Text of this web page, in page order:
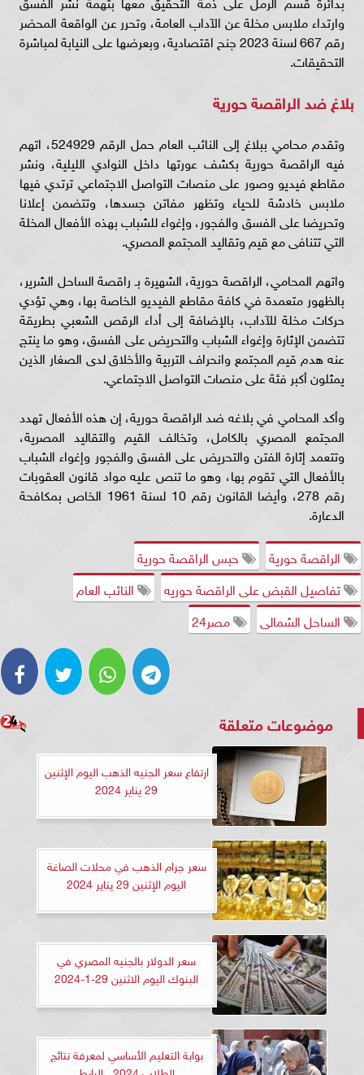
وارتداء ملابس مخلة عن الآداب العامة، وتحرر عن الواقعة المحضر
رقم 667 لسنة 2023 جنح اقتصادية، وبعرضها على النيابة لمباشرة
التحقيقات.
بلاغ ضد الراقصة حورية
وتقدم محامي ببلاغ إلى النائب العام حمل الرقم 524929، اتهم
فيه الراقصة حورية بكشف عورتها داخل النوادي الليلية، ونشر
مقاطع فيديو وصور على منصات التواصل الاجتماعي ترتدي فيها
ملابس خادشة للحياء وتظهر مفاتن جسدها، وتتضمن إعلانا
وتحريضا على الفسق والفجور، وإغواء للشباب بهذه الأفعال المخلة
التي تتنافى مع قيم وتقاليد المجتمع المصري.
واتهم المحامي، الراقصة حورية، الشهيرة بـ راقصة الساحل الشرير،
بالظهور متعمدة في كافة مقاطع الفيديو الخاصة بها، وهي تؤدي
حركات مخلة للآداب، بالإضافة إلى أداء الرقص الشعبي بطريقة
تتضمن الإثارة وإغواء الشباب والتحريض على الفسق، وهو ما ينتج
عنه هدم قيم المجتمع وانحراف التربية والأخلاق لدى الصغار الذين
يمثلون أكبر فئة على منصات التواصل الاجتماعي.
وأكد المحامي في بلاغه ضد الراقصة حورية، إن هذه الأفعال تهدد
المجتمع المصري بالكامل، وتخالف القيم والتقاليد المصرية،
وتتعمد إثارة الفتن والتحريض على الفسق والفجور وإغواء الشباب
بالأفعال التي تقوم بها، وهو ما تنص عليه مواد قانون العقوبات
رقم 278، وأيضا القانون رقم 10 لسنة 1961 الخاص بمكافحة
الدعارة.
الراقصة حورية
حبس الراقصة حورية
تفاصيل القبض على الراقصة حوريه
النائب العام
الساحل الشمالى
مصر24
موضوعات متعلقة
ارتفاع سعر الجنيه الذهب اليوم الإثنين
29 يناير 2024
سعر جرام الذهب في محلات الصاغة
اليوم الإثنين 29 يناير 2024
سعر الدولار بالجنيه المصري في
البنوك اليوم الاثنين 29-1-2024
بوابة التعليم الأساسي لمعرفة نتائج